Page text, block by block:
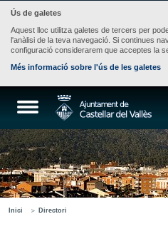
Ús de galetes
Aquest lloc utilitza galetes de tercers per
l'anàlisi de la teva navegació. Si continues
configuració considerarem que acceptes la
Més informació sobre l'ús de les galetes
Inici Directori